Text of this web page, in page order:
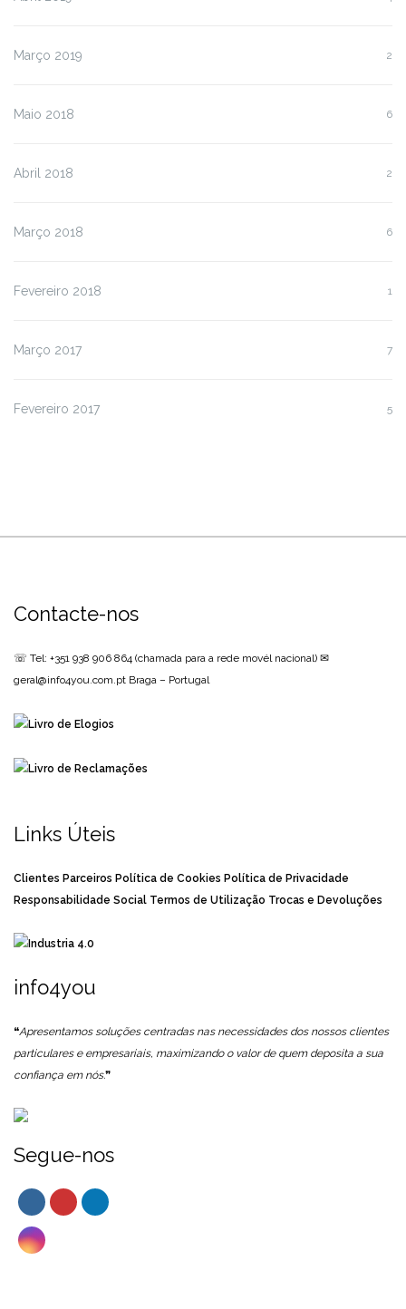
Março 2019 2
Maio 2018 6
Abril 2018 2
Março 2018 6
Fevereiro 2018 1
Março 2017 7
Fevereiro 2017 5
Contacte-nos
☏ Tel: +351 938 906 864 (chamada para a rede movél nacional) ✉
geral@info4you.com.pt Braga – Portugal
Links Úteis
Clientes Parceiros Política de Cookies Política de Privacidade
Responsabilidade Social Termos de Utilização Trocas e Devoluções
info4you
❝Apresentamos soluções centradas nas necessidades dos nossos clientes
particulares e empresariais, maximizando o valor de quem deposita a sua
confiança em nós.❞
Segue-nos